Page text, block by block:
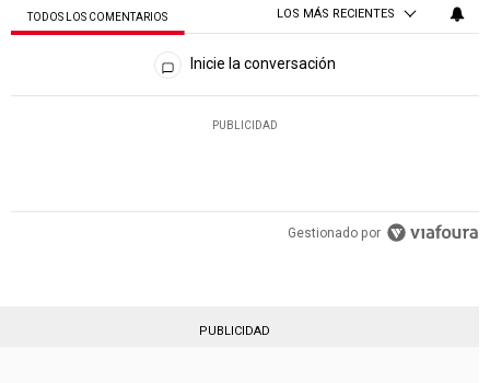
TODOS LOS COMENTARIOS LOS MÁS RECIENTES
Todos los comentarios
Inicie la conversación
PUBLICIDAD
Gestionado por
PUBLICIDAD